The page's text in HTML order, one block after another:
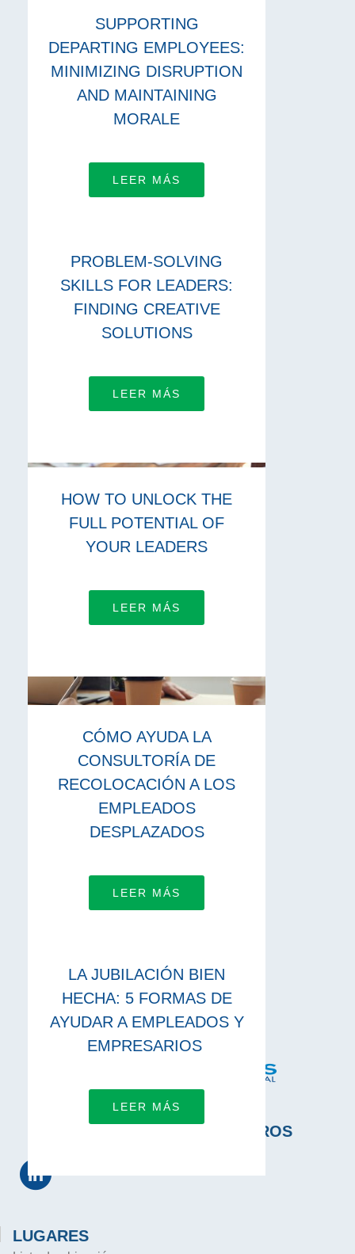
SUPPORTING
DEPARTING EMPLOYEES:
MINIMIZING DISRUPTION
AND MAINTAINING
MORALE
LEER MÁS
PROBLEM-SOLVING
SKILLS FOR LEADERS:
FINDING CREATIVE
SOLUTIONS
LEER MÁS
HOW TO UNLOCK THE
FULL POTENTIAL OF
YOUR LEADERS
LEER MÁS
CÓMO AYUDA LA
CONSULTORÍA DE
RECOLOCACIÓN A LOS
EMPLEADOS
DESPLAZADOS
LEER MÁS
LA JUBILACIÓN BIEN
HECHA: 5 FORMAS DE
AYUDAR A EMPLEADOS Y
EMPRESARIOS
LEER MÁS
CONÉCTATE CON NOSOTROS
LUGARES